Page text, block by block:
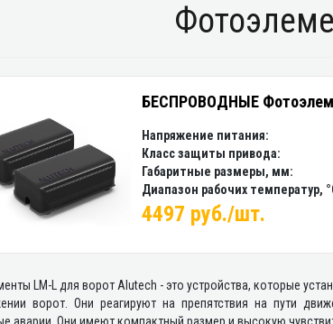
БЕСПРОВОДНЫЕ
Напряжение питания:
Класс защиты привода:
Габаритные размеры, мм:
Диапазон рабочих температур,
4497 руб./шт.
LM-L для ворот Alutech - это устройства, которые
ворот. Они реагируют на препятствия на пути